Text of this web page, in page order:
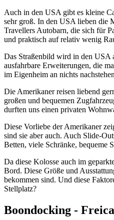
Auch in den USA gibt es kleine
sehr groß. In den USA lieben die
Travellers Autobarn, die sich für
und praktisch auf relativ wenig
Das Straßenbild wird in den USA
ausfahrbare Erweiterungen, die
im Eigenheim an nichts
Die Amerikaner reisen liebend
großen und bequemen
durften uns einen privaten
Diese Vorliebe der Amerikaner
sind sie aber auch. Auch Slide-
Betten, viele Schränke, bequeme
Da diese Kolosse auch im
Bord. Diese Größe und
bekommen sind. Und diese
Stellplatz?
Boondocking -